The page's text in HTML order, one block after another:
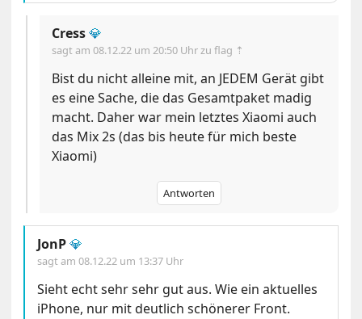
Cress💎
sagt am08.12.22 um 20:50 Uhrzu flag ⇡
Bist du nicht alleine mit, an JEDEM Gerät gibt
es eine Sache, die das Gesamtpaket madig
macht. Daher war mein letztes Xiaomi auch
das Mix 2s (das bis heute für mich beste
Xiaomi)
Antworten
JonP💎
sagt am08.12.22 um 13:37 Uhr
Sieht echt sehr sehr gut aus. Wie ein aktuelles
iPhone, nur mit deutlich schönerer Front.